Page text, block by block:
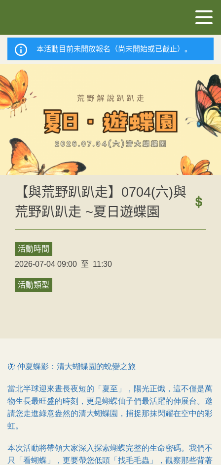
本活動目前未開放報名（尚未開始或已截止）。
【與荒野趴趴走】0704(六)與
荒野趴趴走 ~夏日遊蝶園
活動時間
2026-07-04 09:00 至 11:30
活動類型
🦋 仲夏蝶影：清大蝴蝶園的蛻變之旅
當北半球迎來晝長夜短的「夏至」，陽光正熾，這不僅是萬
物生長最旺盛的時刻，更是蝴蝶仙子們最活躍的伸展台。邀
請您走進綠意盎然的清大蝴蝶園，捕捉那抹閃耀在空中的彩
虹。
本次活動將帶領大家深入探索蝴蝶完整的生命密碼。我們不
只「看蝴蝶」，更要帶您低頭「找毛毛蟲」，觀察那些背著